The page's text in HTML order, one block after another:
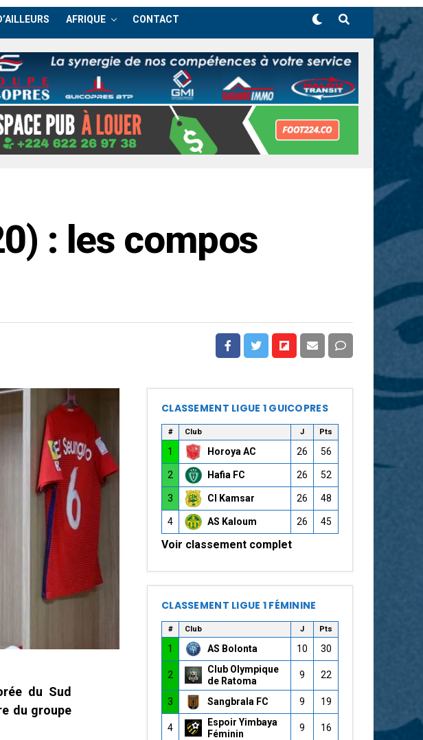
AFRIQUE CONTACT
: les compos
du Sud
du groupe
CLASSEMENT LIGUE 1 GUICOPRES
# Club J Pts
1 Horoya AC 26 56
2 Hafia FC 26 52
3 CI Kamsar 26 48
4 AS Kaloum 26 45
Voir classement complet
CLASSEMENT LIGUE 1 FÉMININE
# Club J Pts
1 AS Bolonta 10 30
2
Club Olympique
de Ratoma
9 22
3 Sangbrala FC 9 19
4
Espoir Yimbaya
Féminin
9 16